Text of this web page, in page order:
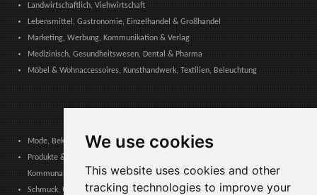
We use cookies
This website uses cookies and other
tracking technologies to improve your
Landwirtschaftlich, Viehwirtschaft
Lebensmittel, Gastronomie, Einzelhandel & Großhandel
Marketing, Werbung, Kommunikation & Verlag
Medizinisch, Gesundheitswesen, Dental & Pharma
Möbel & Wohnaccessoires, Kunsthandwerk, Textilien, Beleuchtung
Mode, Bekleidung, Modeaccessoires, Schuhe & Lederwaren
Produkte & Dienstleistungen für Gemeinschaften, Öffentliche Verwaltung &
Kommunale Behörden
Schmuck, Uhren, Edelmetalle